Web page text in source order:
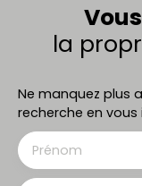
la
Ne manquez plus
recherche en
Prénom